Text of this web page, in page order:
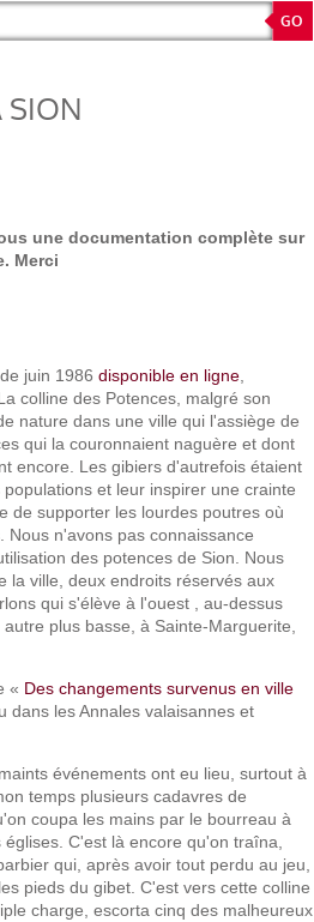
SION
une documentation complète sur
Merci
juin 1986 disponible en ligne,
colline des Potences, malgré son
nature dans une ville qui l'assiège de
qui la couronnaient naguère et dont
encore. Les gibiers d'autrefois étaient
et leur inspirer une crainte
de supporter les lourdes poutres où
Nous n'avons pas connaissance
des potences de Sion. Nous
la ville, deux endroits réservés aux
qui s'élève à l'ouest , au-dessus
plus basse, à Sainte-Marguerite,
« Des changements survenus en ville
dans les Annales valaisannes et
événements ont eu lieu, surtout à
temps plusieurs cadavres de
coupa les mains par le bourreau à
C'est là encore qu'on traîna,
qui, après avoir tout perdu au jeu,
pieds du gibet. C'est vers cette colline
charge, escorta cinq des malheureux